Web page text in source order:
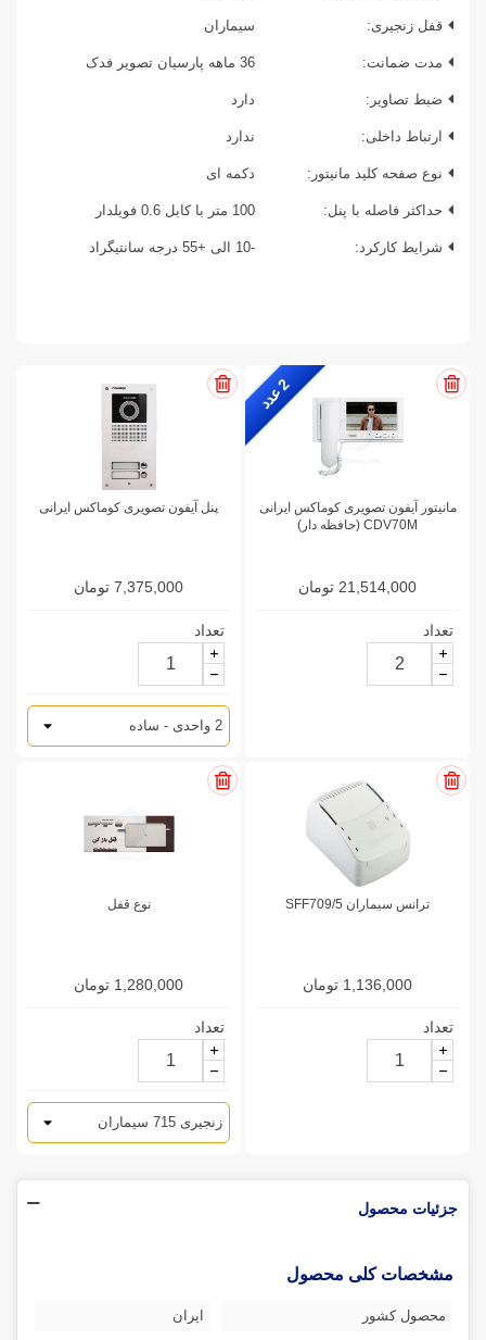
قفل زنجیری: سیماران
مدت ضمانت: 36 ماهه پارسیان تصویر فدک
ضبط تصاویر: دارد
ارتباط داخلی: ندارد
نوع صفحه کلید مانیتور: دکمه ای
حداکثر فاصله با پنل: 100 متر با کابل 0.6 فویلدار
شرایط کارکرد: -10 الی +55 درجه سانتیگراد
2
ع
د
د
مانیتور آیفون تصویری کوماکس ایرانی
CDV70M (حافظه دار)
21,514,000 تومان
تعداد
پنل آیفون تصویری کوماکس ایرانی
7,375,000 تومان
تعداد
ترانس سیماران SFF709/5
1,136,000 تومان
تعداد
نوع قفل
1,280,000 تومان
تعداد
جزئیات محصول
مشخصات کلی محصول
محصول کشور ایران